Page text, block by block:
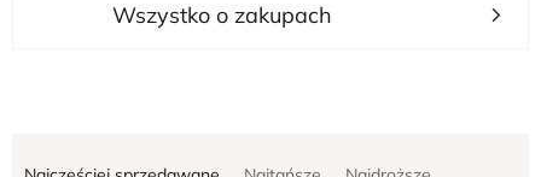
Wszystko o zakupach